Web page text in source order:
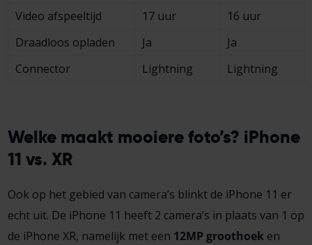
Video afspeeltijd
17 uur
16 uur
Draadloos opladen
Ja
Ja
Connector
Lightning Lightning
Welke maakt mooiere foto’s? iPhone
11 vs. XR
Ook op het gebied van camera’s blinkt de iPhone 11 er
echt uit. De iPhone 11 heeft 2 camera’s in plaats van 1 op
de iPhone XR, namelijk met een 12MP groothoeken